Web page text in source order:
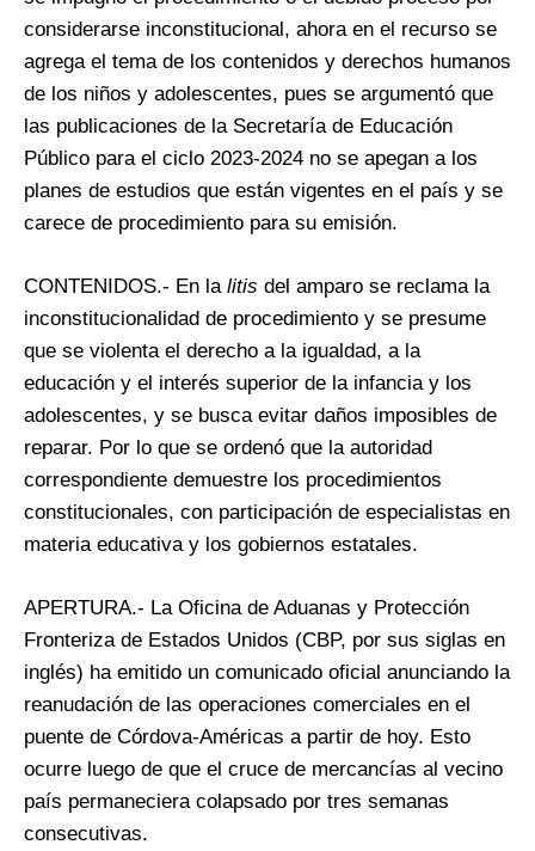
considerarse inconstitucional, ahora en el recurso se
agrega el tema de los contenidos y derechos humanos
de los niños y adolescentes, pues se argumentó que
las publicaciones de la Secretaría de Educación
Público para el ciclo 2023-2024 no se apegan a los
planes de estudios que están vigentes en el país y se
carece de procedimiento para su emisión.
CONTENIDOS.- En la litis del amparo se reclama la
inconstitucionalidad de procedimiento y se presume
que se violenta el derecho a la igualdad, a la
educación y el interés superior de la infancia y los
adolescentes, y se busca evitar daños imposibles de
reparar. Por lo que se ordenó que la autoridad
correspondiente demuestre los procedimientos
constitucionales, con participación de especialistas en
materia educativa y los gobiernos estatales.
APERTURA.- La Oficina de Aduanas y Protección
Fronteriza de Estados Unidos (CBP, por sus siglas en
inglés) ha emitido un comunicado oficial anunciando la
reanudación de las operaciones comerciales en el
puente de Córdova-Américas a partir de hoy. Esto
ocurre luego de que el cruce de mercancías al vecino
país permaneciera colapsado por tres semanas
consecutivas.